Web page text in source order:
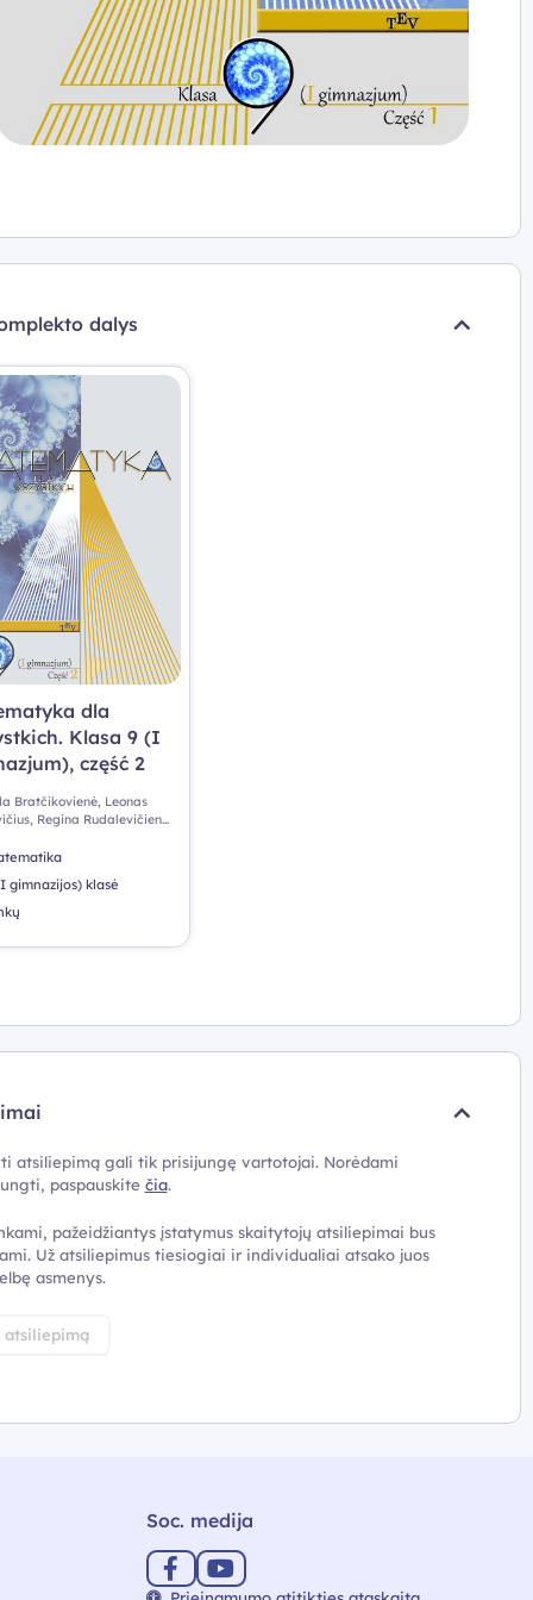
dalys
dla
Klasa 9 (I
część 2
Bratčikovienė, Leonas
Regina Rudalevičienė,
gimnazijos) klasė
atsiliepimą gali tik prisijungę vartotojai. Norėdami
paspauskite čia.
pažeidžiantys įstatymus skaitytojų atsiliepimai bus
Už atsiliepimus tiesiogiai ir individualiai atsako juos
asmenys.
atsiliepimą
Soc. medija